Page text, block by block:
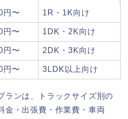
円〜 1R・1K向け
円〜 1DK・2K向け
円〜 2DK・3K向け
円〜 3LDK以上向け
ランは、トラックサイズ別の
金・出張費・作業費・車両